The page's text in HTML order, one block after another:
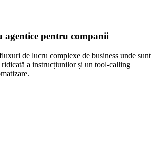
agentice pentru companii
de lucru complexe de business unde sunt
ridicată a instrucțiunilor și un tool-calling